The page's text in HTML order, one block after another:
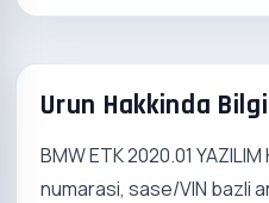
Urun Hakkinda Bilgi
BMW ETK 2020.01
numarasi, sase/VIN bazli